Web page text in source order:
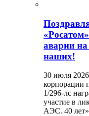
аварии
наших!
30 июля
корпорации
1/296-лс
участие в
АЭС. 40 лет»